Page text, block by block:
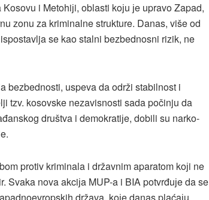
i Metohiјi, oblasti koјu јe upravo Zapad,
zonu za kriminalne strukture. Danas, više od
ispostavlja se kao stalni bezbednosni rizik, ne
bezbednosti, uspeva da održi stabilnost i
tzv. kosovske nezavisnosti sada počinju da
društva i demokratiјe, dobili su narko-
protiv kriminala i državnim aparatom koјi ne
nova akciјa MUP-a i BIA potvrđuјe da se